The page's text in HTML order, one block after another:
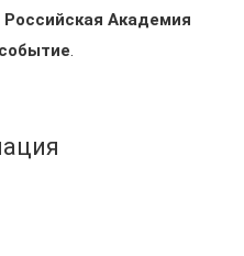
Российская Академия
.